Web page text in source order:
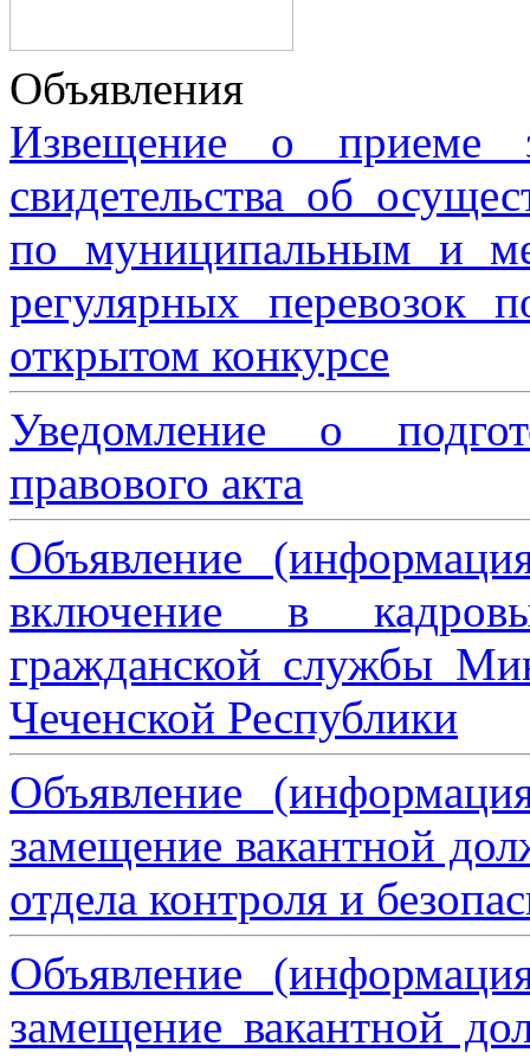
Объявления
Извещение о приеме
свидетельства об
по муниципальным и
регулярных перевозок
открытом конкурсе
Уведомление о
правового акта
Объявление
включение в
гражданской службы
Чеченской Республики
Объявление
замещение вакантной
отдела контроля и
Объявление
замещение вакантной